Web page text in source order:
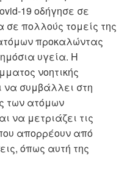
19 οδήγησε σε
πολλούς τομείς της
προκαλώντας
υγεία. Η
νοητικής
συμβάλλει στη
των ατόμων
να μετριάζει τις
απορρέουν από
όπως αυτή της